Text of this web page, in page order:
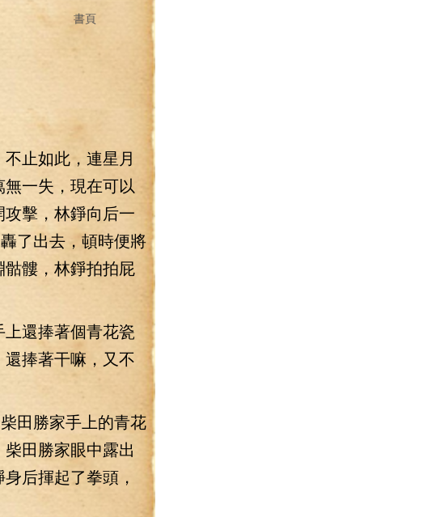
書頁
止如此，連星月
一失，現在可以
擊，林錚向后一
了出去，頓時便將
髏，林錚拍拍屁
還捧著個青花瓷
捧著干嘛，又不
田勝家手上的青花
田勝家眼中露出
后揮起了拳頭，